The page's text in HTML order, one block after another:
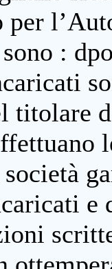
per
:
titolare
e